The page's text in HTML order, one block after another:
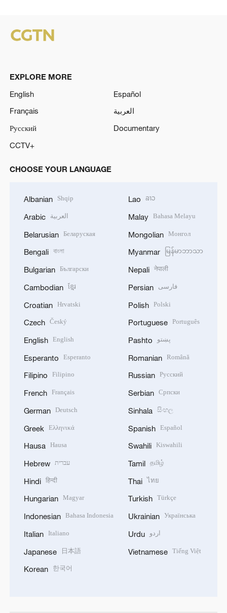
EXPLORE MORE
English
Español
Français
العربية
Русский
Documentary
CCTV+
CHOOSE YOUR LANGUAGE
Albanian Shqip
Arabic العربية
Belarusian Беларуская
Bengali বাংলা
Bulgarian Български
Cambodian ខ្មែរ
Croatian Hrvatski
Czech Český
English English
Esperanto Esperanto
Filipino Filipino
French Français
German Deutsch
Greek Ελληνικά
Hausa Hausa
Hebrew עברית
Hindi हिन्दी
Hungarian Magyar
Indonesian Bahasa Indonesia
Italian Italiano
Japanese 日本語
Korean 한국어
Lao ລາວ
Malay Bahasa Melayu
Mongolian Монгол
Myanmar မြန်မာဘာသာ
Nepali नेपाली
Persian فارسی
Polish Polski
Portuguese Português
Pashto پښتو
Romanian Română
Russian Русский
Serbian Српски
Sinhala සිංහල
Spanish Español
Swahili Kiswahili
Tamil தமிழ்
Thai ไทย
Turkish Türkçe
Ukrainian Українська
Urdu اردو
Vietnamese Tiếng Việt